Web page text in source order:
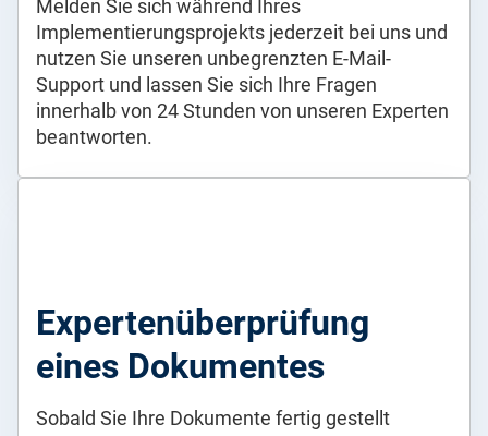
Melden Sie sich während Ihres
Implementierungsprojekts jederzeit bei uns und
nutzen Sie unseren unbegrenzten E-Mail-
Support und lassen Sie sich Ihre Fragen
innerhalb von 24 Stunden von unseren Experten
beantworten.
Expertenüberprüfung
eines Dokumentes
Sobald Sie Ihre Dokumente fertig gestellt